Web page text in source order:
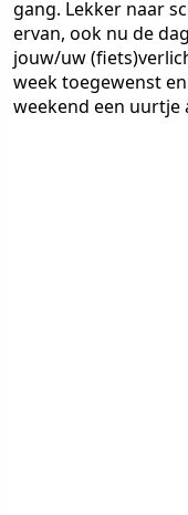
gang. Lekker naar
ervan, ook nu de
jouw/uw
week toegewenst
weekend een uurtje